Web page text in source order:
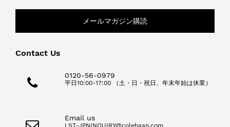
メールマガジン購読
Contact Us
0120-56-0979
平日10:00-17:00 （土・日・祝日、年末年始は休業）
Email us
LST-JPNINQUIRY@colehaan.com